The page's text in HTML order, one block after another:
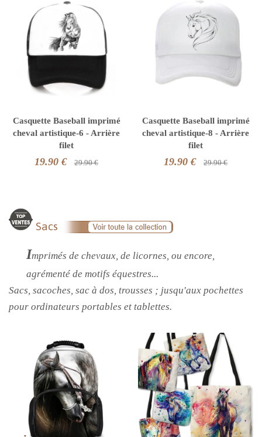
Casquette Baseball imprimé
cheval artistique-6 - Arrière
filet
19.90 € 29.90 €
Casquette Baseball imprimé
cheval artistique-8 - Arrière
filet
19.90 € 29.90 €
Sacs
Imprimés de chevaux, de licornes, ou encore,
agrémenté de motifs équestres...
Sacs, sacoches, sac à dos, trousses ; jusqu'aux pochettes
pour ordinateurs portables et tablettes.